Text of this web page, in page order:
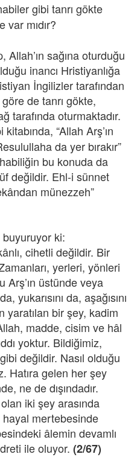
gibi tanrı gökte
mıdır?
Allah’ın sağına oturduğu
inancı Hristiyanlığa
İngilizler tarafından
de tanrı gökte,
tarafında oturmaktadır.
“Allah Arş’ın
da yer bırakır”
bu konuda da
değildir. Ehl-i sünnet
münezzeh”
ki:
cihetli değildir. Bir
yerleri, yönleri
Arş’ın üstünde veya
yukarısını da, aşağısını
yaratılan bir şey, kadim
madde, cisim ve hâl
yoktur. Bildiğimiz,
değildir. Nasıl olduğu
Hatıra gelen her şey
ne de dışındadır.
iki şey arasında
mertebesinde
âlemin devamlı
ile oluyor. (2/67)